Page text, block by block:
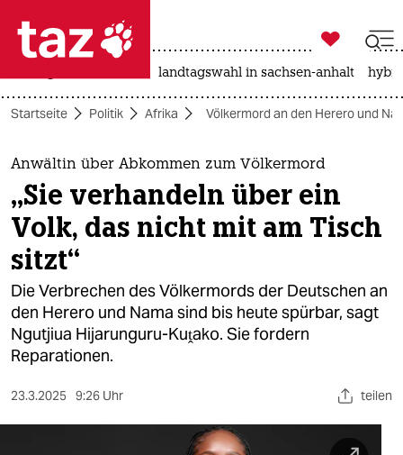
 taz zahl ich
taz zahl ich
themen
politik
öko
gesellschaft
kultur
sport
berlin

taz zahl ich
landtagswahl in sachsen-anhalt
Startseite Politik Afrika Völkermord an den Herero und
Anwältin über Abkommen zum Völkermord
„Sie verhandeln über ein
Volk, das nicht mit am Tisch
sitzt“
Die Verbrechen des Völkermords der Deutschen an
den Herero und Nama sind bis heute spürbar, sagt
Ngutjiua Hijarunguru-Kuṱako. Sie fordern
Reparationen.
23.3.2025 9:26 Uhr teilen